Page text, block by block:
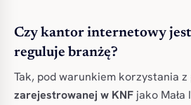
Czy kantor internetowy jest
reguluje branżę?
Tak, pod warunkiem korzystania
zarejestrowanej w KNF jako Mała